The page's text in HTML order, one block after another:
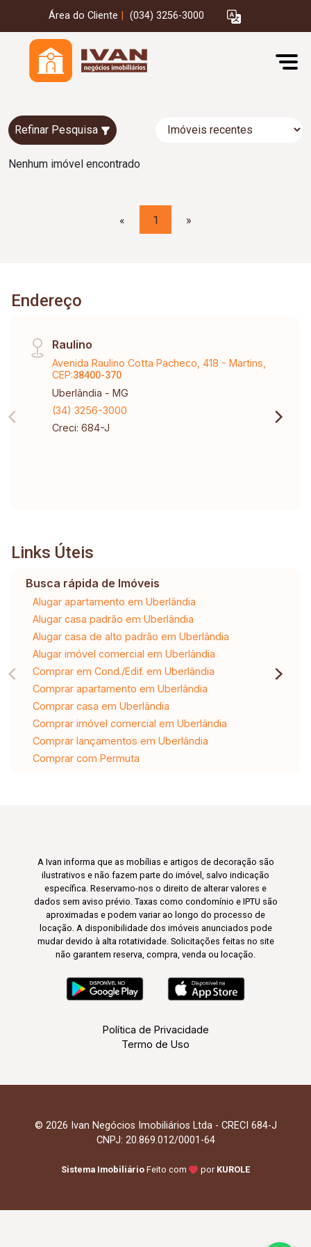
Área do Cliente (034) 3256-3000
Refinar Pesquisa
Nenhum imóvel encontrado
« 1 »
Endereço
Raulino
Avenida Raulino Cotta Pacheco, 418 - Martins,
CEP:38400-370
Uberlândia - MG
(34) 3256-3000
Creci: 684-J
Links Úteis
Busca rápida de Imóveis
Alugar apartamento em Uberlândia
Alugar casa padrão em Uberlândia
Alugar casa de alto padrão em Uberlândia
Alugar imóvel comercial em Uberlândia
Comprar em Cond./Edif. em Uberlândia
Comprar apartamento em Uberlândia
Comprar casa em Uberlândia
Comprar imóvel comercial em Uberlândia
Comprar lançamentos em Uberlândia
Comprar com Permuta
A Ivan informa que as mobílias e artigos de decoração são
ilustrativos e não fazem parte do imóvel, salvo indicação
específica. Reservamo-nos o direito de alterar valores e
dados sem aviso prévio. Taxas como condomínio e IPTU são
aproximadas e podem variar ao longo do processo de
locação. A disponibilidade dos imóveis anunciados pode
mudar devido à alta rotatividade. Solicitações feitas no site
não garantem reserva, compra, venda ou locação.
Política de Privacidade
Termo de Uso
© 2026 Ivan Negócios Imobiliários Ltda - CRECI 684-J
CNPJ: 20.869.012/0001-64
Sistema Imobiliário Feito com por KUROLE